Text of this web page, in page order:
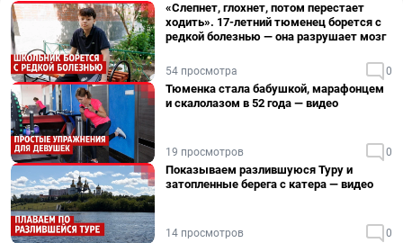
«Слепнет, глохнет, потом перестает
ходить». 17-летний тюменец борется с
редкой болезнью — она разрушает мозг
54 просмотра 0
Тюменка стала бабушкой, марафонцем
и скалолазом в 52 года — видео
19 просмотров 0
Показываем разлившуюся Туру и
затопленные берега с катера — видео
14 просмотров 0